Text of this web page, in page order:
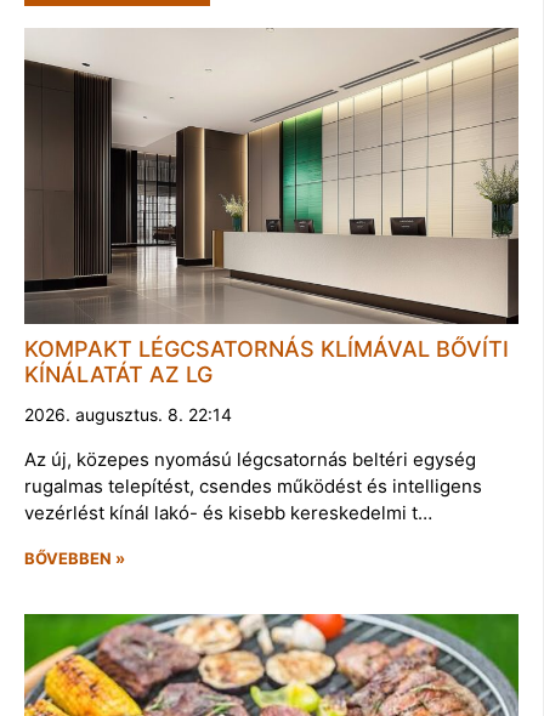
KOMPAKT LÉGCSATORNÁS KLÍMÁVAL BŐVÍTI
KÍNÁLATÁT AZ LG
2026. augusztus. 8. 22:14
Az új, közepes nyomású légcsatornás beltéri egység
rugalmas telepítést, csendes működést és intelligens
vezérlést kínál lakó- és kisebb kereskedelmi t…
BŐVEBBEN »